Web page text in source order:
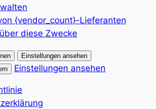
{vendor_count}-Lieferanten
diese Zwecke
Einstellungen ansehen
Einstellungen ansehen